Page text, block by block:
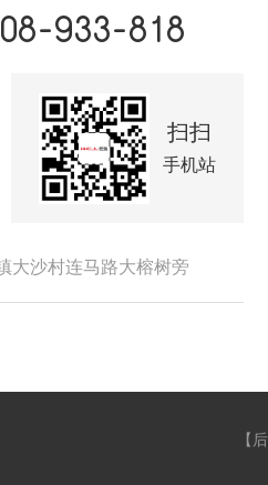
933-818
扫扫
手机站
沙村连马路大榕树旁
【